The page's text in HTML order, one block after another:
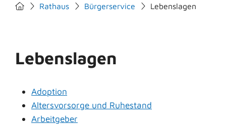
Rathaus Bürgerservice Lebenslagen
Lebenslagen
Adoption
Altersvorsorge und Ruhestand
Arbeitgeber